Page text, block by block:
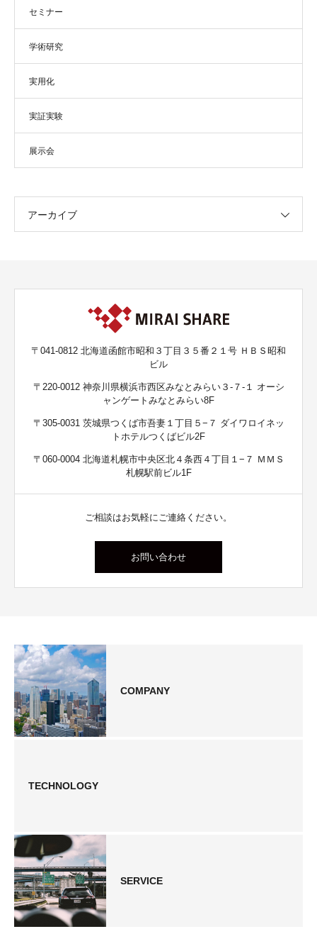
セミナー
学術研究
実用化
実証実験
展示会
アーカイブ
〒041-0812 北海道函館市昭和３丁目３５番２１号 ＨＢＳ昭和
ビル
〒220-0012 神奈川県横浜市西区みなとみらい３-７-１ オーシ
ャンゲートみなとみらい8F
〒305-0031 茨城県つくば市吾妻１丁目５−７ ダイワロイネッ
トホテルつくばビル2F
〒060-0004 北海道札幌市中央区北４条西４丁目１−７ ＭＭＳ
札幌駅前ビル1F
ご相談はお気軽にご連絡ください。
お問い合わせ
COMPANY
TECHNOLOGY
SERVICE